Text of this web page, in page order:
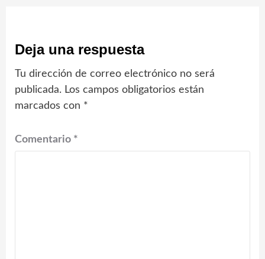
Deja una respuesta
Tu dirección de correo electrónico no será
publicada. Los campos obligatorios están
marcados con *
Comentario *